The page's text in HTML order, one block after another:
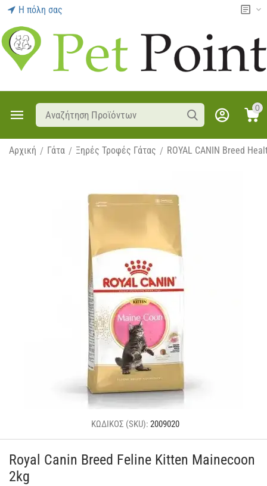
Η πόλη σας
0
Αρχική / Γάτα / Ξηρές Τροφές Γάτας / ROYAL CANIN Breed
ΚΩΔΙΚΟΣ (SKU): 2009020
Royal Canin Breed Feline Kitten Mainecoon
2kg